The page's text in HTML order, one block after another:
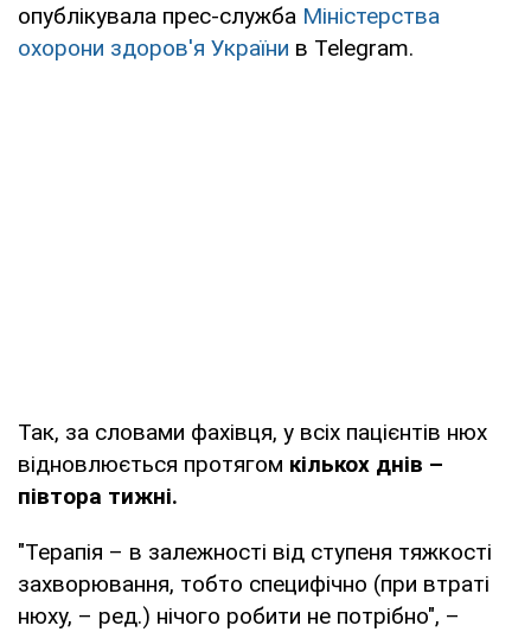
опублікувала прес-служба Міністерства
охорони здоров'я України в Telegram.
Так, за словами фахівця, у всіх пацієнтів нюх
відновлюється протягом кількох днів –
півтора тижні.
"Терапія – в залежності від ступеня тяжкості
захворювання, тобто специфічно (при втраті
нюху, – ред.) нічого робити не потрібно", –